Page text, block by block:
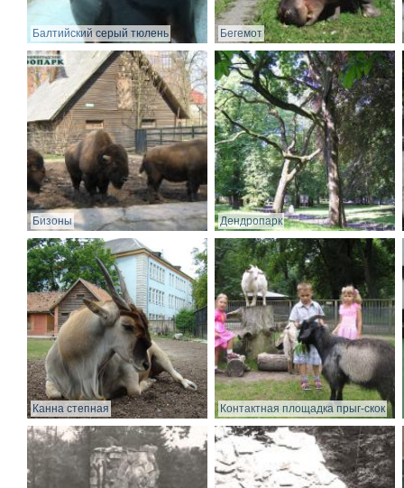
Балтийский серый тюлень Бегемот
Бизоны Дендропарк
Канна степная Контактная площадка прыг-скок